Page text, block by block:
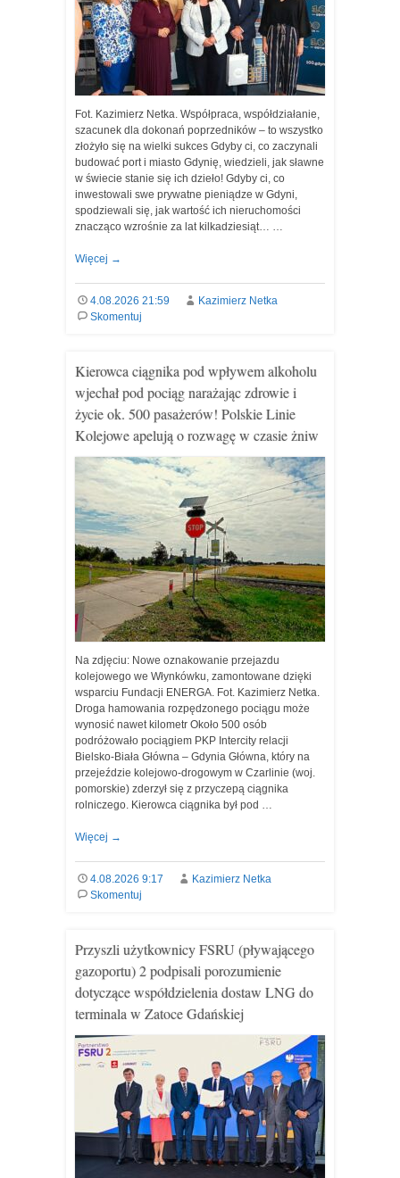
Fot. Kazimierz Netka. Współpraca, współdziałanie,
szacunek dla dokonań poprzedników – to wszystko
złożyło się na wielki sukces Gdyby ci, co zaczynali
budować port i miasto Gdynię, wiedzieli, jak sławne
w świecie stanie się ich dzieło! Gdyby ci, co
inwestowali swe prywatne pieniądze w Gdyni,
spodziewali się, jak wartość ich nieruchomości
znacząco wzrośnie za lat kilkadziesiąt… …
Więcej →
4.08.2026 21:59
Kazimierz Netka
Skomentuj
Kierowca ciągnika pod wpływem alkoholu
wjechał pod pociąg narażając zdrowie i
życie ok. 500 pasażerów! Polskie Linie
Kolejowe apelują o rozwagę w czasie żniw
Na zdjęciu: Nowe oznakowanie przejazdu
kolejowego we Włynkówku, zamontowane dzięki
wsparciu Fundacji ENERGA. Fot. Kazimierz Netka.
Droga hamowania rozpędzonego pociągu może
wynosić nawet kilometr Około 500 osób
podróżowało pociągiem PKP Intercity relacji
Bielsko-Biała Główna – Gdynia Główna, który na
przejeździe kolejowo-drogowym w Czarlinie (woj.
pomorskie) zderzył się z przyczepą ciągnika
rolniczego. Kierowca ciągnika był pod …
Więcej →
4.08.2026 9:17
Kazimierz Netka
Skomentuj
Przyszli użytkownicy FSRU (pływającego
gazoportu) 2 podpisali porozumienie
dotyczące współdzielenia dostaw LNG do
terminala w Zatoce Gdańskiej